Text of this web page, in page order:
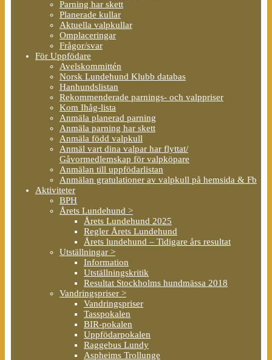
Parning har skett
Planerade kullar
Aktuella valpkullar
Omplaceringar
Frågor/svar
För Uppfödare
Avelskommittén
Norsk Lundehund Klubb databas
Hanhundslistan
Rekommenderade parnings- och valppriser
Kom Ihåg-lista
Anmäla planerad parning
Anmäla parning har skett
Anmäla född valpkull
Anmäl vart dina valpar har flyttat/
Gåvormedlemskap för valpköpare
Anmälan till uppfödarlistan
Anmälan gratulationer av valpkull på hemsida & Fb
Aktiviteter
BPH
Årets Lundehund >
Årets Lundehund 2025
Regler Årets Lundehund
Årets lundehund – Tidigare års resultat
Utställningar >
Information
Utställningskritik
Resultat Stockholms hundmässa 2018
Vandringspriser >
Vandringspriser
Tasspokalen
BIR-pokalen
Uppfödarpokalen
Raggebus Lundy
Aspheims Trollunge